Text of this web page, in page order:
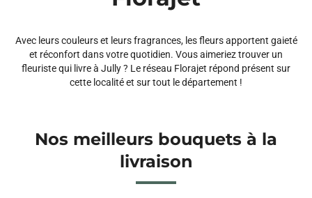
Avec leurs couleurs et leurs fragrances, les fleurs apportent gaieté
et réconfort dans votre quotidien. Vous aimeriez trouver un
fleuriste qui livre à Jully ? Le réseau Florajet répond présent sur
cette localité et sur tout le département !
Nos meilleurs bouquets à la
livraison